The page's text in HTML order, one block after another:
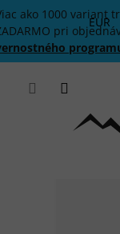
Prejsť
na
obsah
ako 1000 variant
pri
EUR